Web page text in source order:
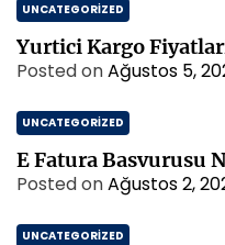
UNCATEGORIZED
Yurtici Kargo
Posted onAğustos 5,
UNCATEGORIZED
E Fatura Basvurusu
Posted onAğustos 2,
UNCATEGORIZED